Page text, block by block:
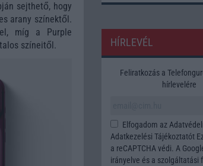
sejthető, hogy
arany színektől.
míg a Purple
színeitől.
HÍRLEVÉL
Feliratkozás a
hírlevelére
Elfogadom az
Adatkezelési Tájékoztatót
a reCAPTCHA védi. A
irányelve és a szolgáltatási